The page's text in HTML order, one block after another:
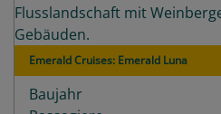
Emerald Cruises: Emerald Luna
Baujahr